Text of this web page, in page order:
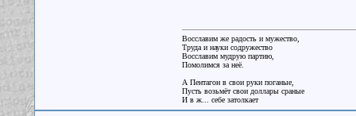
Восславим же радость и мужество,
Труда и науки содружество
Восславим мудрую партию,
Помолимся за неё.
А Пентагон в свои руки поганые,
Пусть возьмёт свои доллары сраные
И в ж... себе затолкает